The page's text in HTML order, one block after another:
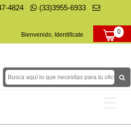
4824
(33)3955-6933
Bienvenido, Identifícate 0